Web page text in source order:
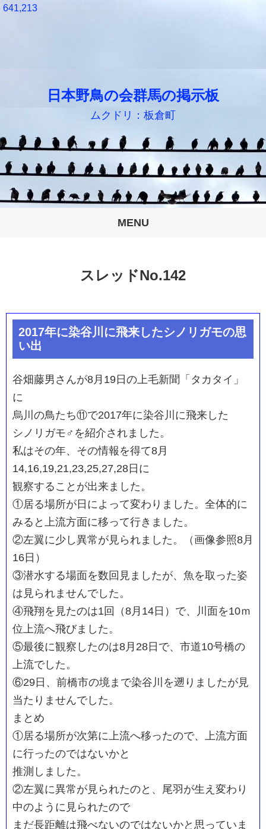
日本野鳥の会群馬の掲示板
ムクドリ：板倉町
MENU
641,213
スレッドNo.142
2017年に染谷川に飛来したシノリガモの思
い出
谷畑藤男さんが8月19日の上毛新聞「タカタイ」
に
烏川の鳥たち⑪で2017年に染谷川に飛来した
シノリガモ♂を紹介されました。
私はその年、その情報を得て8月
14,16,19,21,23,25,27,28日に
観察することが出来ました。
①居る場所が日によって変わりました。全体的に
みると上流方面に移って行きました。
②左翼に少し異常が見られました。（画像参照8月
16日）
③潜水する場面を数回見ましたが、魚を取った姿
は見られませんでした。
④飛翔を見たのは1回（8月14日）で、川面を10ｍ
位上流へ飛びました。
⑤最後に観察したのは8月28日で、市道10号橋の
上流でした。
⑥29日、前橋市の境まで染谷川を遡りましたが見
当たりませんでした。
まとめ
①居る場所が次第に上流へ移ったので、上流方面
に行ったのではないかと
推測しました。
②左翼に異常が見られたのと、尾羽が生え変わり
中のように見られたので
まだ長距離は飛べないのではないかと思っていま